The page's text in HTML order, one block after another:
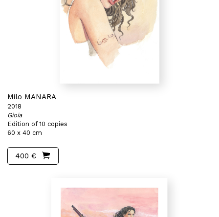
Milo MANARA
2018
Gioia
Edition of 10 copies
60 x 40 cm
400 €